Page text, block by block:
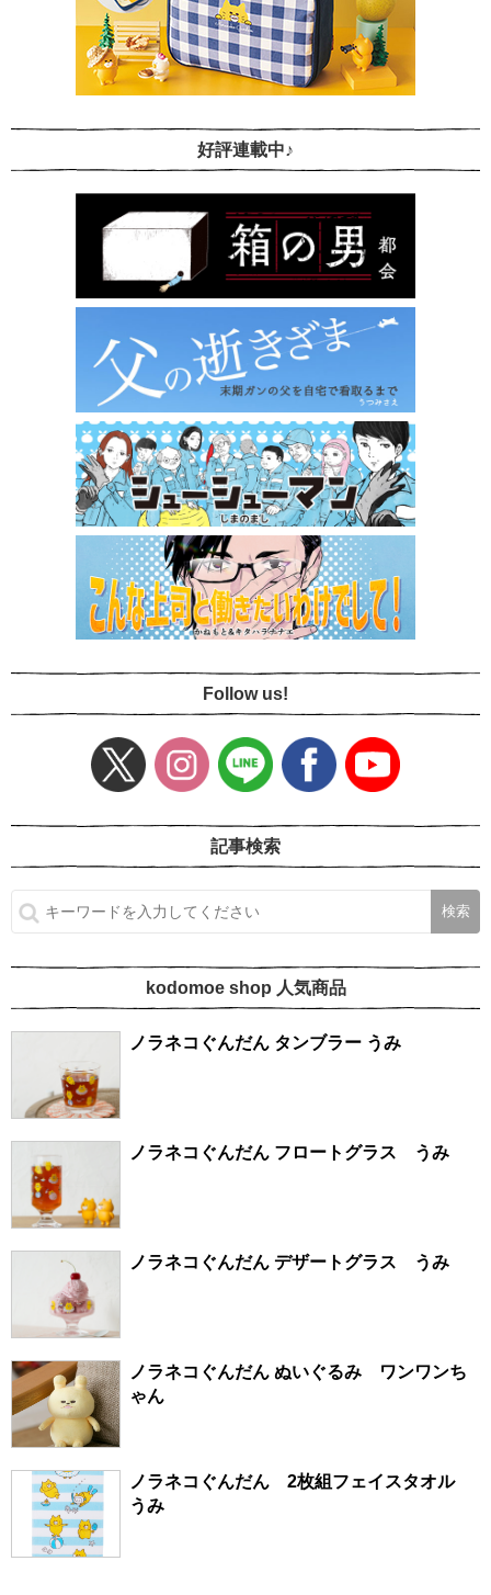
好評連載中♪
Follow us!
記事検索
kodomoe shop 人気商品
ノラネコぐんだん タンブラー うみ
ノラネコぐんだん フロートグラス うみ
ノラネコぐんだん デザートグラス うみ
ノラネコぐんだん ぬいぐるみ ワンワンち
ゃん
ノラネコぐんだん 2枚組フェイスタオル
うみ